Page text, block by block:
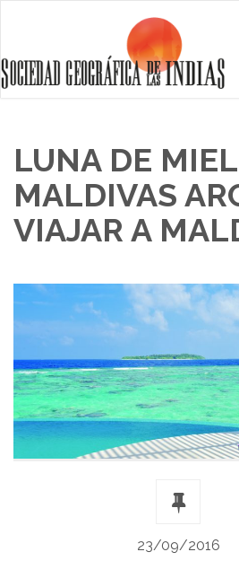
LUNA DE MIEL
MALDIVAS
VIAJAR A
23/09/2016